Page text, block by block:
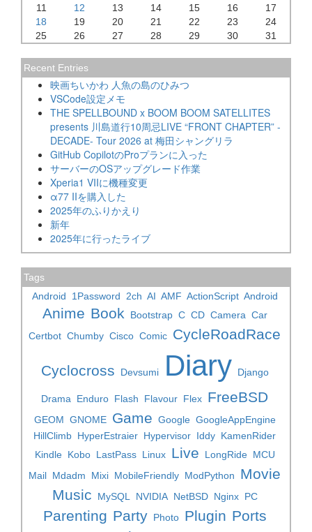
11
12 13 14 15 16
17
18
19 20 21 22 23
24
25
26 27 28 29 30 31
Recent Entries
映画ちいかわ 人魚の島のひみつ
VSCode設定メモ
THE SPELLBOUND x BOOM BOOM SATELLITES
presents 川島道行10周忌LIVE “FRONT CHAPTER” -
DECADE- Tour 2026 at 梅田シャングリラ
GitHub CopilotのProプランに入った
サーバーのOSアップグレード作業
Xperia1 VIIに機種変更
α77 IIを購入した
2025年のふりかえり
新年
2025年に行ったライブ
Tags
Android
1Password 2ch AI AMF ActionScript Android
Anime Book Bootstrap C CD Camera Car
Certbot Chumby Cisco Comic CycleRoadRace
Cyclocross Devsumi Diary Django
Drama Enduro Flash Flavour Flex FreeBSD
GEOM GNOME Game Google GoogleAppEngine
HillClimb HyperEstraier Hypervisor Iddy KamenRider
Kindle Kobo LastPass Linux Live LongRide MCU
Mail Mdadm Mixi MobileFriendly ModPython
Movie
Music
MySQL NVIDIA NetBSD Nginx PC
Parenting Party Photo Plugin Ports